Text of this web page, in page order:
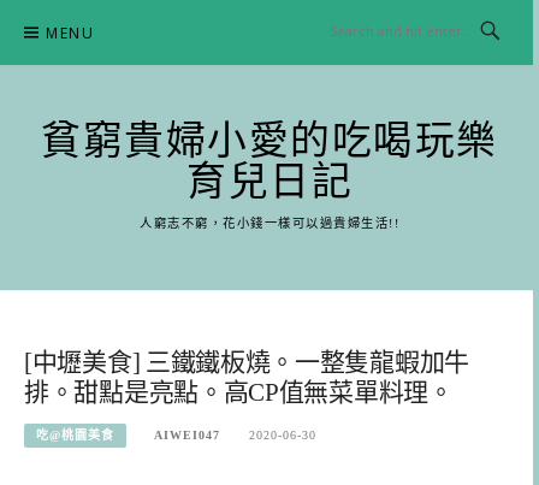
content
MENU
貧窮貴婦小愛的吃喝玩樂
育兒日記
人窮志不窮，花小錢一樣可以過貴婦生活!!
[中壢美食] 三鐵鐵板燒。一整隻龍蝦加牛
排。甜點是亮點。高CP值無菜單料理。
吃@桃園美食 AIWEI047 2020-06-30